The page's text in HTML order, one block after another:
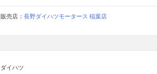
販売店： 長野ダイハツモータース 稲葉店
ダイハツ